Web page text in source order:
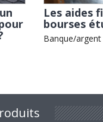
Les aides
bourses
Banque/argent